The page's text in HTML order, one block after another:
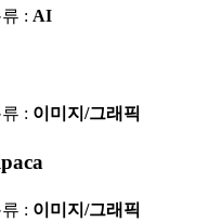
: AI
: 이미지/그래픽
: 이미지/그래픽